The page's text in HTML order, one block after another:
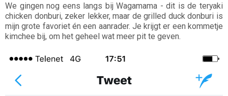
We gingen nog eens langs bij Wagamama - dit is de teryaki
chicken donburi, zeker lekker, maar de grilled duck donburi is
mijn grote favoriet én een aanrader. Je krijgt er een kommetje
kimchee bij, om het geheel wat meer pit te geven.